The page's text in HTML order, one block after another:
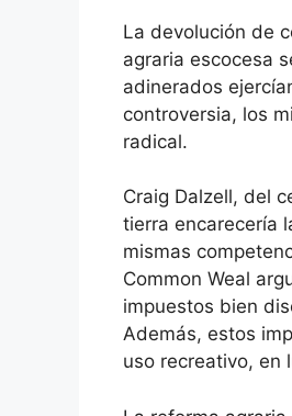
La devolución de
agraria escocesa
adinerados
controversia, los
radical.
Craig Dalzell, del
tierra encarecería
mismas
Common Weal
impuestos bien
Además, estos
uso recreativo, en